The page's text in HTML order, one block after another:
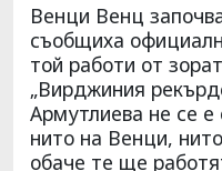
Венци Венц
съобщиха
той работи от
„Вирджиния
Армутлиева не се е
нито на Венци,
обаче те ще